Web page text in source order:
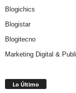
Blogichics
Blogistar
Blogitecno
Marketing Digital &
Lo Último